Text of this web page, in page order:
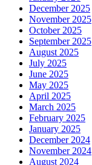
December 2025
November 2025
October 2025
September 2025
August 2025
July 2025
June 2025
May 2025
April 2025
March 2025
February 2025
January 2025
December 2024
November 2024
August 2024